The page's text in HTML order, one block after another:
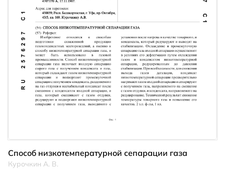
Способ низкотемпературной сепарации газа
Курочкин А. В.